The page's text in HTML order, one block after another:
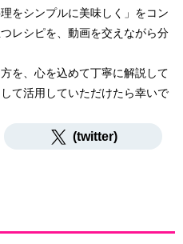
をシンプルに美味しく」をコン
レシピを、動画を交えながら分
を、心を込めて丁寧に解説して
て活用していただけたら幸いで
(twitter)